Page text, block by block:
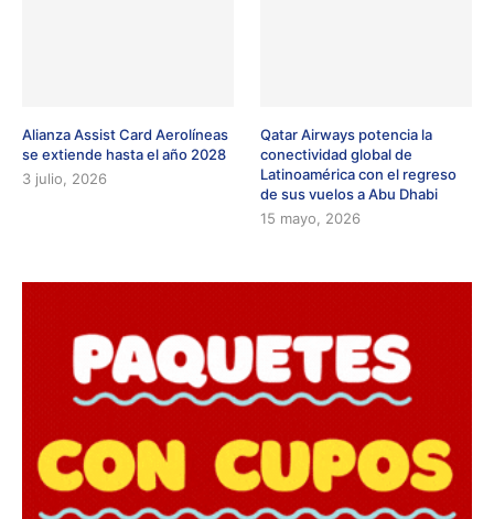
Alianza Assist Card Aerolíneas
se extiende hasta el año 2028
3 julio, 2026
Qatar Airways potencia la
conectividad global de
Latinoamérica con el regreso
de sus vuelos a Abu Dhabi
15 mayo, 2026